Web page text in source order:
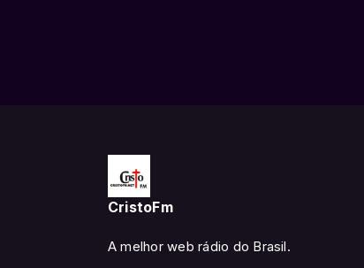
CristoFm
A melhor web rádio do Brasil.